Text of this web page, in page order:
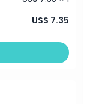
US$ 7.35